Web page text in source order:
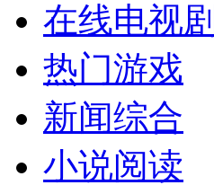
在线电视剧
热门游戏
新闻综合
小说阅读